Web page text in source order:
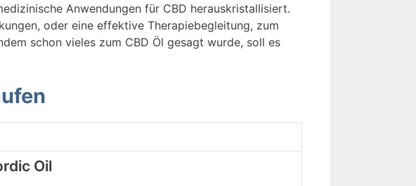
Anwendungen für CBD herauskristallisiert.
oder eine effektive Therapiebegleitung, zum
schon vieles zum CBD Öl gesagt wurde, soll es
Oil